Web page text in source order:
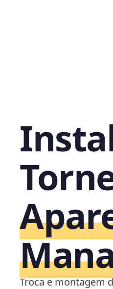
Troca e montagem